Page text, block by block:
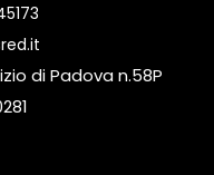
di Padova n.58P